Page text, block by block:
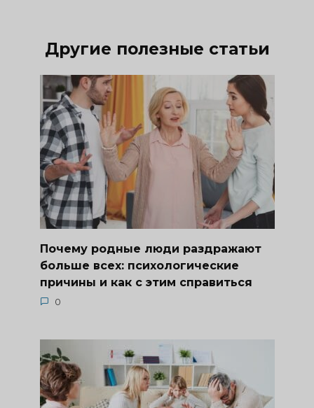
Другие полезные статьи
Почему родные люди раздражают
больше всех: психологические
причины и как с этим справиться
0